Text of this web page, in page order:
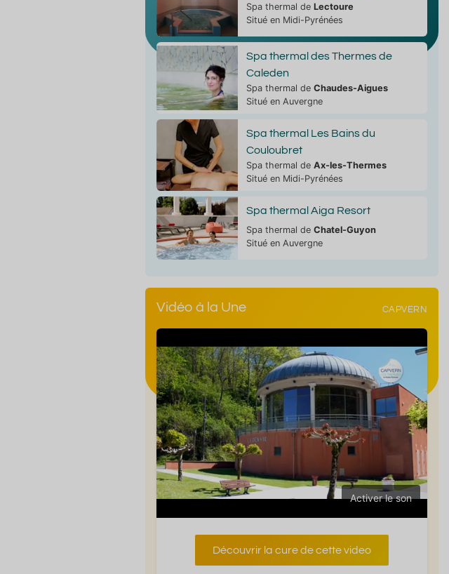
Spa thermal de Lectoure
Situé en Midi-Pyrénées
Spa thermal des Thermes de
Caleden
Spa thermal de Chaudes-Aigues
Situé en Auvergne
Spa thermal Les Bains du
Couloubret
Spa thermal de Ax-les-Thermes
Situé en Midi-Pyrénées
Spa thermal Aiga Resort
Spa thermal de Chatel-Guyon
Situé en Auvergne
Vidéo à la Une CAPVERN
Activer le son
Découvrir la cure de cette video